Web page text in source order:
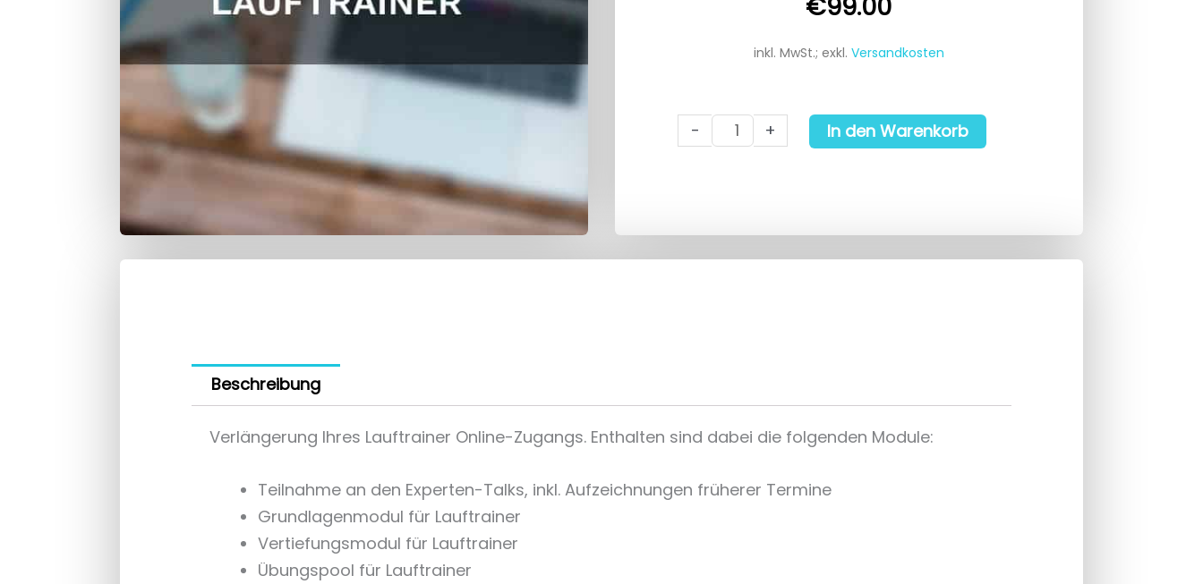
€99.00
inkl. MwSt.; exkl. Versandkosten
-
Monate
Menge
+ In den Warenkorb
Beschreibung
Verlängerung Ihres Lauftrainer Online-Zugangs. Enthalten sind dabei die folgenden Module:
Teilnahme an den Experten-Talks, inkl. Aufzeichnungen früherer Termine
Grundlagenmodul für Lauftrainer
Vertiefungsmodul für Lauftrainer
Übungspool für Lauftrainer